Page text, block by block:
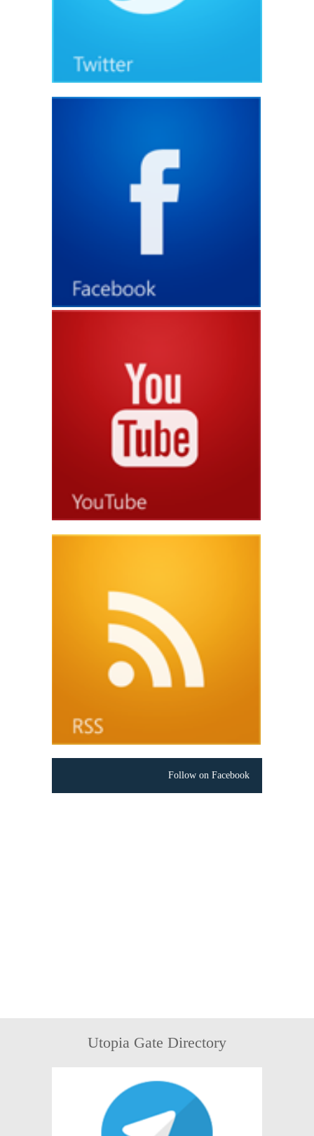
Follow on Facebook
Utopia Gate Directory